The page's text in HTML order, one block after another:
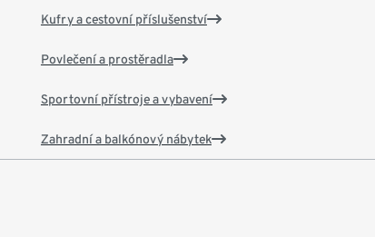
Kufry a cestovní příslušenství
Povlečení a prostěradla
Sportovní přístroje a vybavení
Zahradní a balkónový nábytek